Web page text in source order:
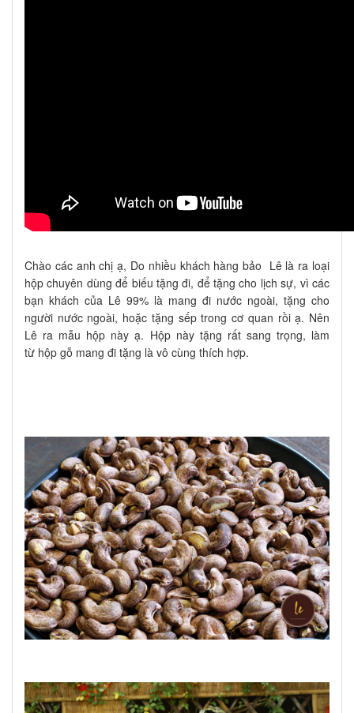
Chào các anh chị ạ, Do nhiều khách hàng bảo Lê là ra loại
hộp chuyên dùng để biếu tặng đi, để tặng cho lịch sự, vì các
bạn khách của Lê 99% là mang đi nước ngoài, tặng cho
người nước ngoài, hoặc tặng sếp trong cơ quan rồi ạ. Nên
Lê ra mẫu hộp này ạ. Hộp này tặng rất sang trọng, làm
từ hộp gỗ mang đi tặng là vô cùng thích hợp.